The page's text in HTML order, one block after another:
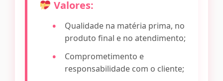
Valores:
Qualidade na matéria prima, no
produto final e no atendimento;
Comprometimento e
responsabilidade com o cliente;